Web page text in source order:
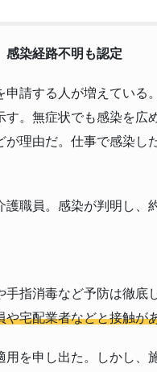
染経路不明も認定
請する人が増えている
。無症状でも感染を広
理由だ。仕事で感染し
職員。感染が判明し、
指消毒など予防は徹底
宅配業者などと接触が
用を申し出た。しかし、